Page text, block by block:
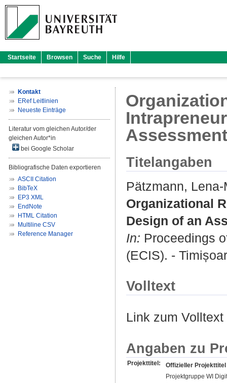
Startseite Browsen Suche Hilfe
Kontakt
ERef Leitlinien
Neueste Einträge
Literatur vom gleichen Autor/der
gleichen Autor*in
bei Google Scholar
Bibliografische Daten exportieren
ASCII Citation
BibTeX
EP3 XML
EndNote
HTML Citation
Multiline CSV
Reference Manager
Titelangaben
Pätzmann, Lena-
Organizational
Design of an
In: Proceedings
(ECIS). -
Volltext
Link zum
Angaben zu
Projekttitel:
Offizieller Projekttitel
Projektgruppe WI